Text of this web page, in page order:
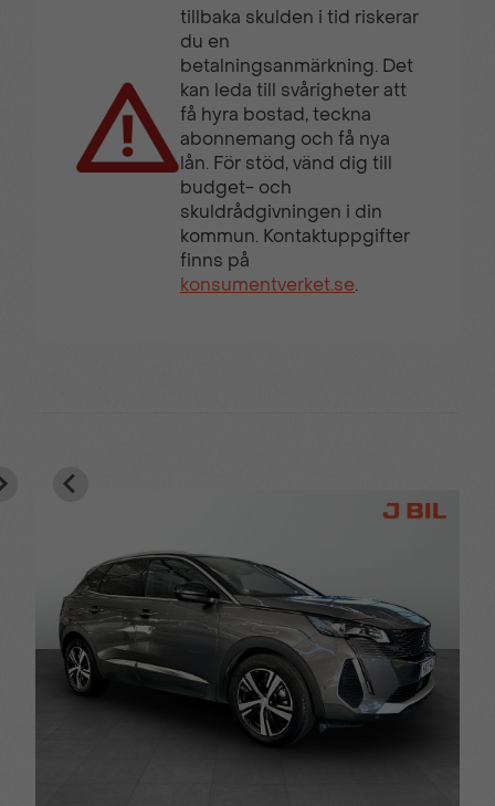
tillbaka skulden i tid riskerar
du en
betalningsanmärkning. Det
kan leda till svårigheter att
få hyra bostad, teckna
abonnemang och få nya
lån. För stöd, vänd dig till
budget- och
skuldrådgivningen i din
kommun. Kontaktuppgifter
finns på
konsumentverket.se.